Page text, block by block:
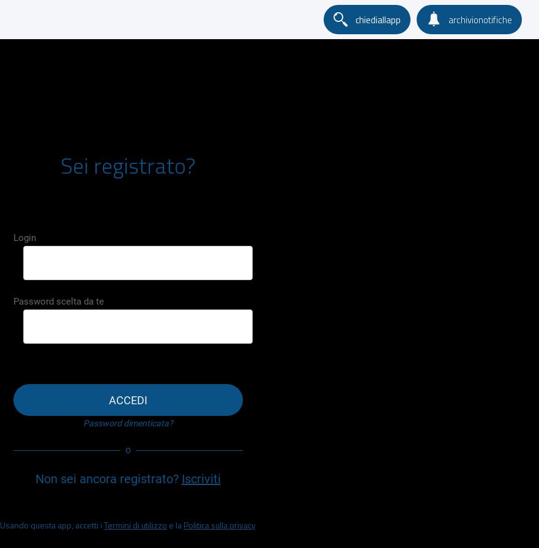
chiediallapp archivionotifiche
Sei registrato?
Login
Password scelta da te
ACCEDI
Password dimenticata?
o
Non sei ancora registrato? Iscriviti
Usando questa app, accetti iTermini di utilizzo e laPolitica sulla privacy